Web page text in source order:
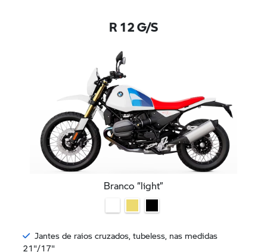
R 12 G/S
Branco “light”
Jantes de raios cruzados, tubeless, nas medidas
21"/17"